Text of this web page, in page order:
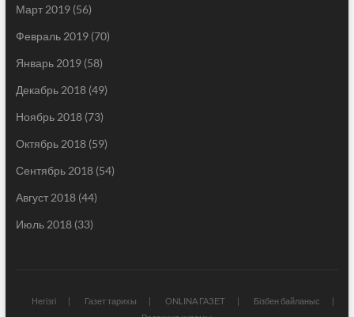
Март 2019(56)
Февраль 2019(70)
Январь 2019(58)
Декабрь 2018(49)
Ноябрь 2018(73)
Октябрь 2018(59)
Сентябрь 2018(54)
Август 2018(44)
Июль 2018(33)
Негізгі Газет тарихы ONLINA ГАЗЕТ
Бізбен байланыс